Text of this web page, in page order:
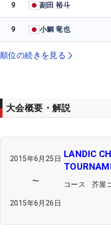
9 副田 裕斗
9 小鯛 竜也
順位の続きを見る
大会概要・解説
2015年6月25日
〜
2015年6月26日
LANDIC
コース 芥屋